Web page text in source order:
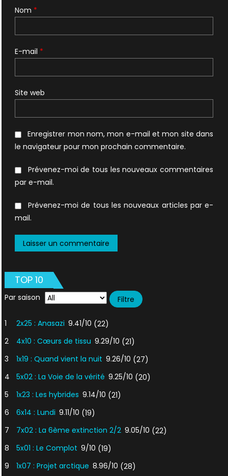
Nom *
E-mail *
Site web
Enregistrer mon nom, mon e-mail et mon site dans
le navigateur pour mon prochain commentaire.
Prévenez-moi de tous les nouveaux commentaires
par e-mail.
Prévenez-moi de tous les nouveaux articles par e-
mail.
TOP 10
Par saison
1 2x25 : Anasazi 9.41/10 (22)
2
4x10 : Cœurs de tissu 9.29/10 (21)
3
1x19 : Quand vient la nuit 9.26/10 (27)
4
5x02 : La Voie de la vérité 9.25/10 (20)
5
1x23 : Les hybrides 9.14/10 (21)
6
6x14 : Lundi 9.11/10 (19)
7
7x02 : La 6ème extinction 2/2 9.05/10 (22)
8
5x01 : Le Complot 9/10 (19)
9
1x07 : Projet arctique 8.96/10 (28)